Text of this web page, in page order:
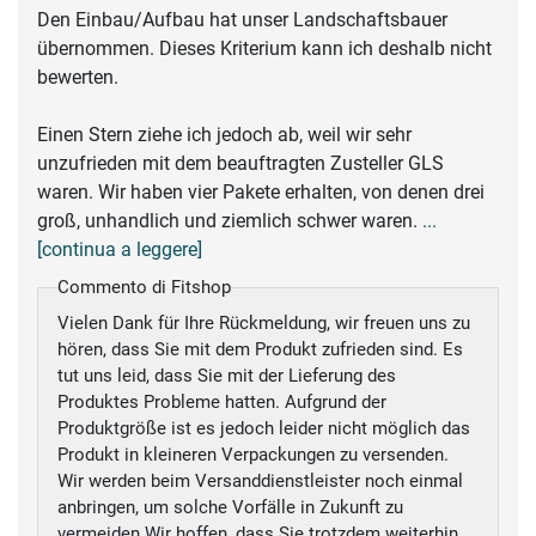
Den Einbau/Aufbau hat unser Landschaftsbauer
übernommen. Dieses Kriterium kann ich deshalb nicht
bewerten.
Einen Stern ziehe ich jedoch ab, weil wir sehr
unzufrieden mit dem beauftragten Zusteller GLS
waren. Wir haben vier Pakete erhalten, von denen drei
groß, unhandlich und ziemlich schwer waren. ...
[continua a leggere]
Commento di Fitshop
Vielen Dank für Ihre Rückmeldung, wir freuen uns zu
hören, dass Sie mit dem Produkt zufrieden sind. Es
tut uns leid, dass Sie mit der Lieferung des
Produktes Probleme hatten. Aufgrund der
Produktgröße ist es jedoch leider nicht möglich das
Produkt in kleineren Verpackungen zu versenden.
Wir werden beim Versanddienstleister noch einmal
anbringen, um solche Vorfälle in Zukunft zu